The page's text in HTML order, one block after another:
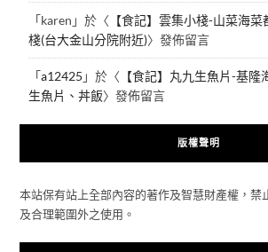
「karen 」於〈 【食記】雲集小棧-山菜海
棧(台大金山分院附近)〉發佈留言
「a12425 」於〈 【食記】丸九生魚片-基
生魚片、丼飯〉發佈留言
版權聲明
本站保有站上全部內容的著作及智慧財產權，禁
及合理範圍外之使用。